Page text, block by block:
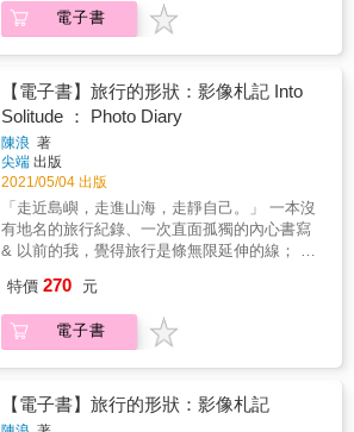
用味道來遊遍台灣各鄉鎮吧！ 從櫻花雨、桐花
美麗寶島， 你會發現，台灣不同季節都有讓人
驚豔的城市之美， 無論是在地人情、巷弄風
電子書
【電子書】旅行的形狀：影像札記 Into
Solitude ： Photo Diary
陳浪 著
尖端 出版
2021/05/04 出版
「走近島嶼，走進山海，走靜自己。」 一本沒
有地名的旅行紀錄、一次直面孤獨的內心書寫
& 以前的我，覺得旅行是條無限延伸的線； 後
我逐漸明白，軌跡無法界定，更難以分類。 旅
行真正的美，原來藏在故事情節。 那些勇敢
的、脆弱的、絢爛的、平淡的片刻，都成為了
的形狀，尋找著自己的模樣。 & ▌大疫之年
後，再推新作，以「未完成」概念發想 & 當整
特價 270 元
電子書
【電子書】旅行的形狀：影像札記